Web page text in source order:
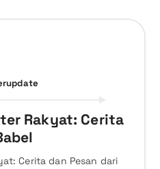
Rakyat: Cerita
Cerita dan Pesan dari